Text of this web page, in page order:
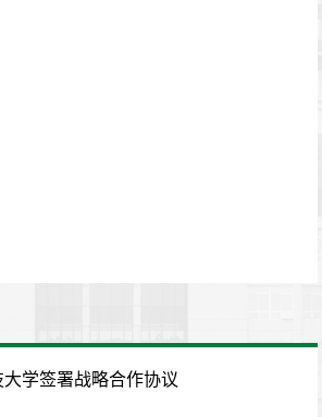
学签署战略合作协议